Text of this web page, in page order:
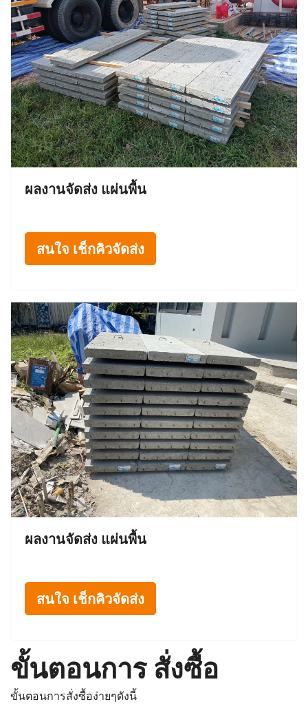
ผลงานจัดส่ง แผ่นพื้น
สนใจ เช็กคิวจัดส่ง
ผลงานจัดส่ง แผ่นพื้น
สนใจ เช็กคิวจัดส่ง
ขั้นตอนการ สั่งซื้อ
ขั้นตอนการสั่งซื้อง่ายๆดังนี้